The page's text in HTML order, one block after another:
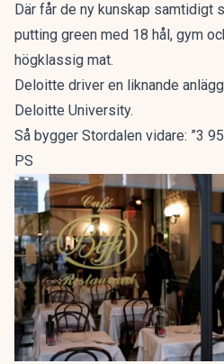
Där får de ny kunskap samtidigt
putting green med 18 hål, gym
högklassig mat.
Deloitte driver en liknande
Deloitte University.
Så bygger Stordalen vidare: ”3
PS